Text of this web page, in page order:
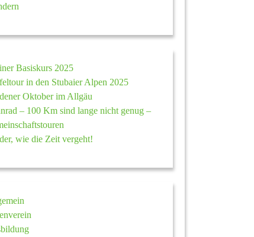
Basiskurs 2025
in den Stubaier Alpen 2025
Oktober im Allgäu
– 100 Km sind lange nicht genug –
wie die Zeit vergeht!